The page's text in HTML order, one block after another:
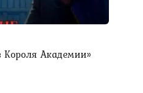
Академии»